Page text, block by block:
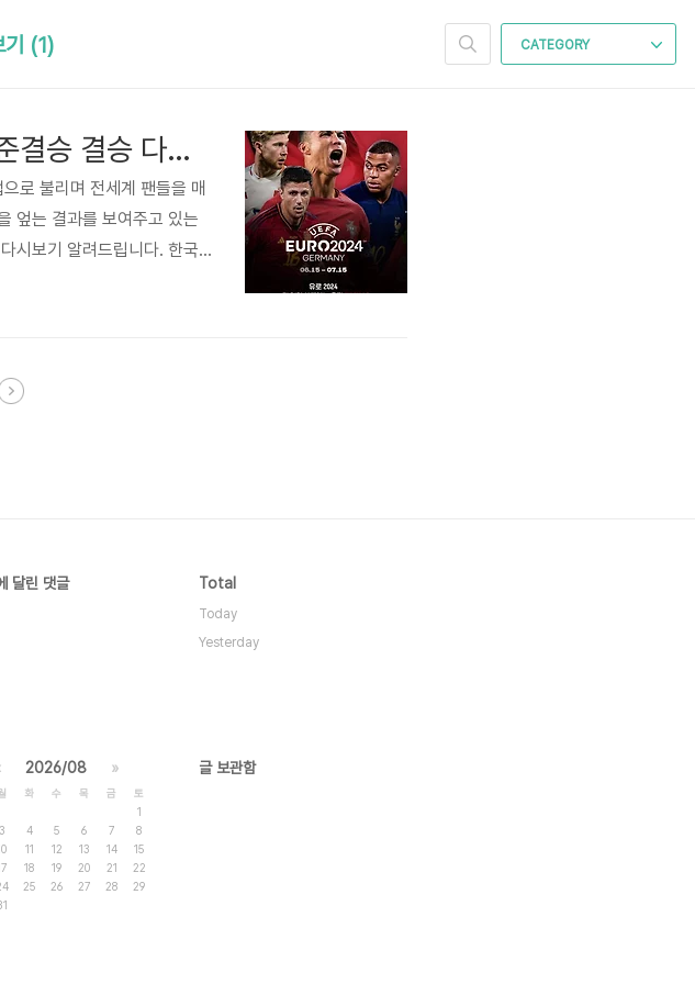
CATEGORY
(1)
UEFA EURO 2024 예선 결선 16강 8강 준결승 결승 다시보기
로 불리며 전세계 팬들을 매
엎는 결과를 보여주고 있는
시보기 알려드립니다. 한국
고 있습니다. 빠르게 생중계
개막전..
달린 댓글 Total
Today
Yesterday
2026/08 »
화 수 목 금
토
1
3 4 5 6 7
8
11 12 13 14
15
18 19 20 21
22
25 26 27 28
29
글 보관함